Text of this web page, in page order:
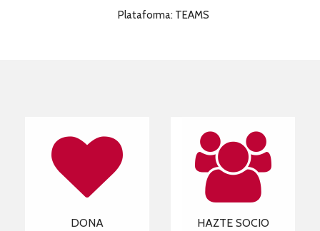
Plataforma: TEAMS
DONA HAZTE SOCIO